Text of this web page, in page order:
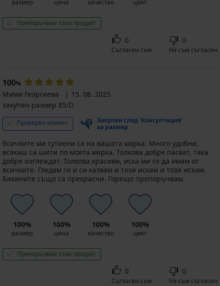
размер цена качество цвят
Препоръчвам този продукт
0
Съгласен съм
0
Не съм съгласен
100%
Мими Георгиева
15. 08. 2025
закупен размер 85/D
Проверен клиент
Закупен след 'Консултация'
за размер
Всичките ми сутиени са на вашата марка. Много удобни,
всякаш са шити по моята мярка. Толкова добре пасват, така
добре изглеждат. Толкова красиви, иска ми се да имам от
всичките. Гледам ги и си казвам и този искам и този искам.
Бикините също са прекрасни. Горещо препоръчвам.
100%
размер
100%
цена
100%
качество
100%
цвят
Препоръчвам този продукт
0
Съгласен съм
0
Не съм съгласен